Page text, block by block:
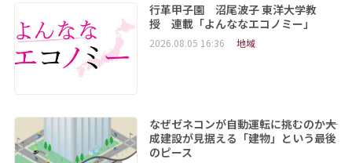
行革甲子園 沼尾波子 東洋大学教
授 連載「よんななエコノミー」
2026.08.05 16:36 地域
なぜゼネコンが自動運転に挑むのか――大
成建設が見据える「建物」という最後
のピース